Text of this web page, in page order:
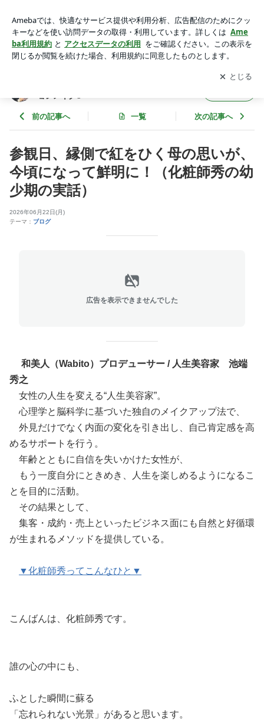
（化粧師秀の幼少期の実話） | 決め手は1ミリ！ビジネス
コミュニケーションメイク®
アプリをダウンロードして ブログの更新通知
を受け取りまし
ょう。
開く
ョンメイク®
前の記事へ 一覧 次の記事へ
参観日、縁側で紅をひく母の思いが、
今頃になって鮮明に！（化粧師秀の幼
少期の実話）
2026年06月22日(月)
テーマ： ブログ
広告を表示できませんでした
和美人（Wabito）プロデューサー / 人生美容家 池端
秀之
女性の人生を変える“人生美容家”。
心理学と脳科学に基づいた独自のメイクアップ法で、
外見だけでなく内面の変化を引き出し、自己肯定感を高
めるサポートを行う。
年齢とともに自信を失いかけた女性が、
もう一度自分にときめき、人生を楽しめるようになるこ
とを目的に活動。
その結果として、
集客・成約・売上といったビジネス面にも自然と好循環
が生まれるメソッドを提供している。
▼化粧師秀ってこんなひと▼
こんばんは、化粧師秀です。
誰の心の中にも、
ふとした瞬間に蘇る
「忘れられない光景」があると思います。